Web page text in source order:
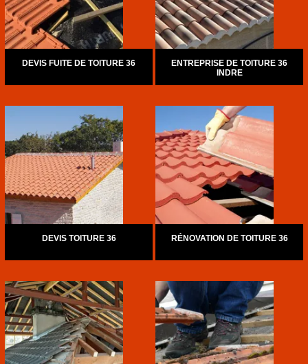
DEVIS FUITE DE TOITURE 36
ENTREPRISE DE TOITURE 36
INDRE
DEVIS TOITURE 36 RÉNOVATION DE TOITURE 36